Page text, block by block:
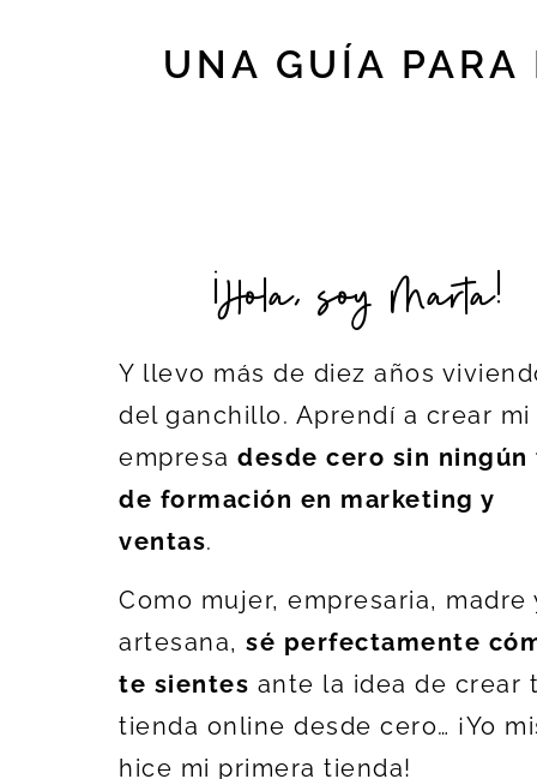
UNA GUÍA
¡Hola, soy Marta!
Y llevo más de diez años
del ganchillo. Aprendí a crear mi
empresadesde cero sin
de formación en marketing y
ventas.
Como mujer, empresaria, madre
artesana,sé perfectamente
te sientes ante la idea de crear
tienda online desde cero… ¡Yo
hice mi primera tienda!